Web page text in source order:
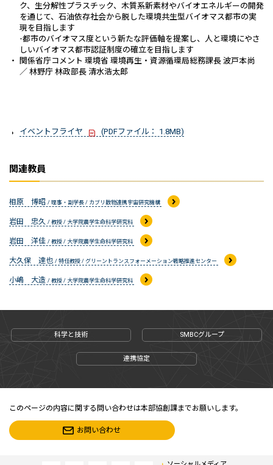
ク、生分解性プラスチック、木質系新素材やバイオエネルギーの開発
を通じて、石油依存社会から脱した環境共生型バイオマス都市の実
現を目指します
-都市のバイオマス度という新たな評価軸を提案し、人と環境にやさ
しいバイオマス都市認証制度の確立を目指します
関係省庁コメント 環境省 環境再生・資源循環局総務課長 波戸本尚
／ 林野庁 林政部長 清水浩太郎
イベントフライヤ (PDFファイル： 1.8MB)
関連教員
相原 博昭 / 理事・副学長 / カブリ数物連携宇宙研究機構
岩田 忠久 / 教授 / 大学院農学生命科学研究科
岩田 洋佳 / 教授 / 大学院農学生命科学研究科
大久保 達也 / 特任教授 / グリーントランスフォーメーション戦略推進センター
小嶋 大造 / 教授 / 大学院農学生命科学研究科
科学と技術 SMBCグループ
連携協定
このページの内容に関する問い合わせは本部協創課までお願いします。
お問い合わせ